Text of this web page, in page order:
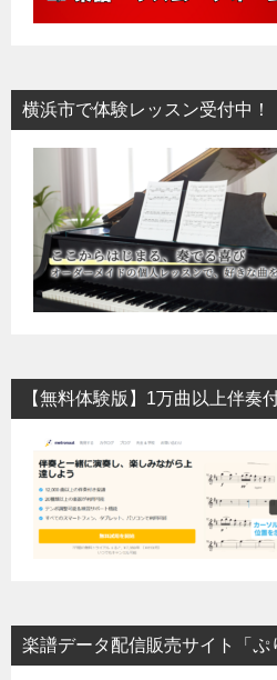
横浜市で体験レッスン受付中！
【無料体験版】1万曲以上伴奏
楽譜データ配信販売サイト「ぷ